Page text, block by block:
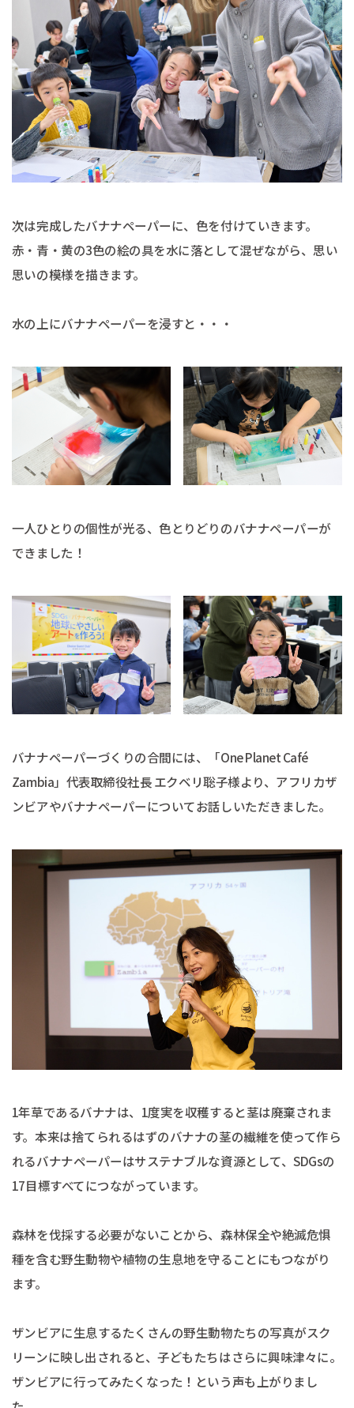
次は完成したバナナペーパーに、色を付けていきます。
赤・青・黄の3色の絵の具を水に落として混ぜながら、思い
思いの模様を描きます。
水の上にバナナペーパーを浸すと・・・
一人ひとりの個性が光る、色とりどりのバナナペーパーが
できました！
バナナペーパーづくりの合間には、「One Planet Café
Zambia」代表取締役社長 エクベリ聡子様より、アフリカザ
ンビアやバナナペーパーについてお話しいただきました。
1年草であるバナナは、1度実を収穫すると茎は廃棄されま
す。本来は捨てられるはずのバナナの茎の繊維を使って作ら
れるバナナペーパーはサステナブルな資源として、SDGsの
17目標すべてにつながっています。
森林を伐採する必要がないことから、森林保全や絶滅危惧
種を含む野生動物や植物の生息地を守ることにもつながり
ます。
ザンビアに生息するたくさんの野生動物たちの写真がスク
リーンに映し出されると、子どもたちはさらに興味津々に。
ザンビアに行ってみたくなった！という声も上がりまし